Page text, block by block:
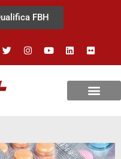
FBH